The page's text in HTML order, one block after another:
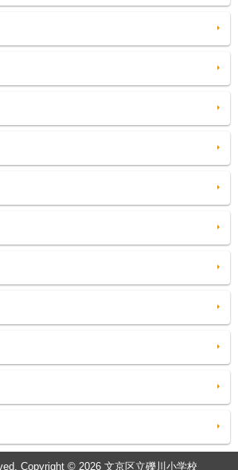
Copyright © 2026 文京区立礫川小学校